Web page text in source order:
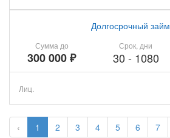
‹ 1 2 3 4 5 6 7
Сумма до
300 000 ₽
Долгосрочный займ
Срок, дни
30 - 1080
Лиц.